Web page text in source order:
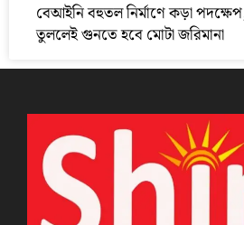
বেআইনি বহুতল নির্মাণে কড়া
তুললেই গুনতে হবে মোটা জরিমানা